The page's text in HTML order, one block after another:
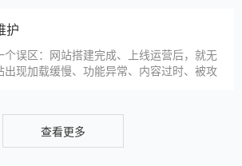
数量众多，水平参差不齐，很多企业挑选合
规则和各行各业的建站经验，今天分享简单
大家轻松选到靠谱的建站团队。第一，优先
年
概多少钱